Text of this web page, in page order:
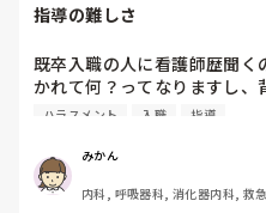
指導の難しさ
既卒入職の人に看護師歴聞く
かれて何？ってなりますし、
うって感じてしまいますし
わたしは看護師歴よりも、現
ことが、大事だと思うので
ハラスメント 入職 指導
みかん
内科, 呼吸器科, 消化器内科, 救